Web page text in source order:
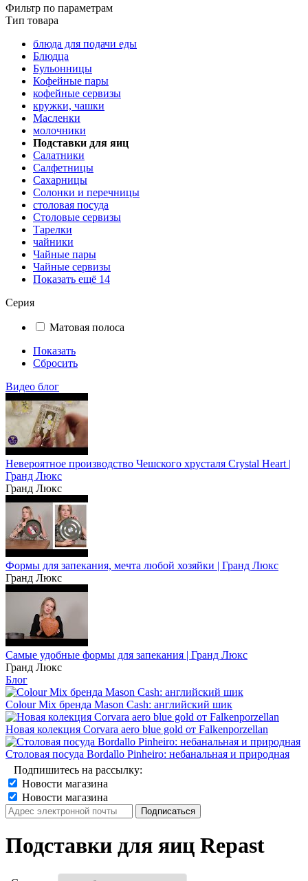
Фильтр по параметрам
Тип товара
блюда для подачи еды
Блюдца
Бульонницы
Кофейные пары
кофейные сервизы
кружки, чашки
Масленки
молочники
Подставки для яиц
Салатники
Салфетницы
Сахарницы
Солонки и перечницы
столовая посуда
Столовые сервизы
Тарелки
чайники
Чайные пары
Чайные сервизы
Показать ещё 14
Серия
Матовая полоса
Показать
Сбросить
Видео блог
Невероятное производство Чешского хрусталя Crystal Heart |
Гранд Люкс
Гранд Люкс
Формы для запекания, мечта любой хозяйки | Гранд Люкс
Гранд Люкс
Самые удобные формы для запекания | Гранд Люкс
Гранд Люкс
Блог
Colour Mix бренда Mason Cash: английский шик
Новая колекция Corvara aero blue gold от Falkenporzellan
Столовая посуда Bordallo Pinheiro: небанальная и природная
Подпишитесь на рассылку:
Новости магазина
Новости магазина
Подставки для яиц Repast